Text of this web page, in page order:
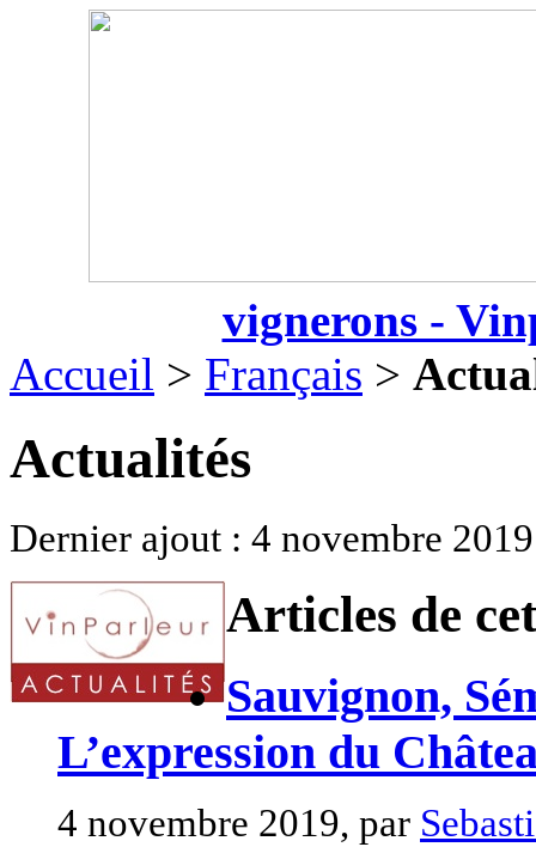
vignerons -
Accueil > Français >
Actualités
Dernier ajout : 4 novembre
Articles de
Sauvignon,
L’expression du
4 novembre 2019, par